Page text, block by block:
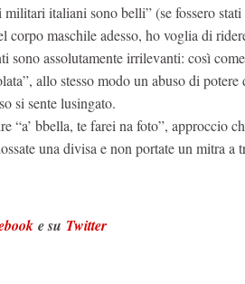
italiani sono belli” (se fossero
corpo maschile adesso, ho voglia di
sono assolutamente irrilevanti: così
allo stesso modo un abuso di
si sente lusingato.
“a’ bbella, te farei na foto”, approccio
una divisa e non portate un mitra a
e su Twitter